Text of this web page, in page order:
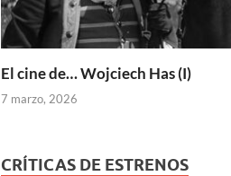
El cine de… Wojciech Has (I)
7 marzo, 2026
CRÍTICAS DE ESTRENOS